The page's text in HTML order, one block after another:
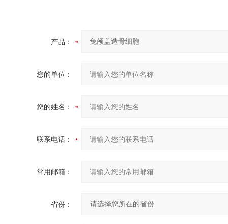
产品：
您的单位：
您的姓名：
联系电话：
常用邮箱：
省份：